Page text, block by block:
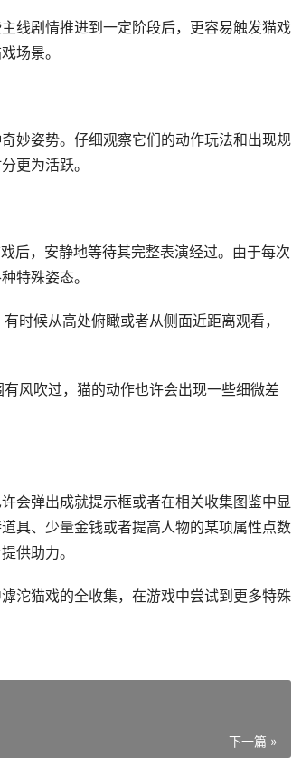
线剧情推进到一定阶段后，更容易触发猫戏
场景。
妙姿势。仔细观察它们的动作玩法和出现规
更为活跃。
后，安静地等待其完整表演经过。由于每次
特殊姿态。
时候从高处俯瞰或者从侧面近距离观看，
风吹过，猫的动作也许会出现一些细微差
会弹出成就提示框或者在相关收集图鉴中显
具、少量金钱或者提高人物的某项属性点数
供助力。
沱猫戏的全收集，在游戏中尝试到更多特殊
下一篇 »